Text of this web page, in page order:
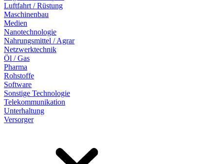
Luftfahrt / Rüstung
Maschinenbau
Medien
Nanotechnologie
Nahrungsmittel / Agrar
Netzwerktechnik
Öl / Gas
Pharma
Rohstoffe
Software
Sonstige Technologie
Telekommunikation
Unterhaltung
Versorger